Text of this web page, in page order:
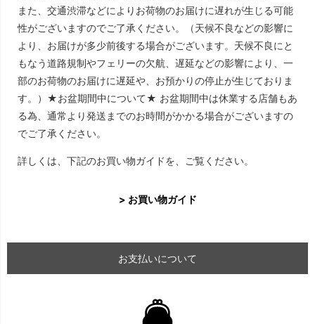
また、交通渋滞などによりお荷物のお届けに遅れが生じる可能
性がございますのでご了承ください。（天候不良などの影響に
より、お届けが多少前後する場合がございます。天候不良にと
もなう道路規制やフェリーの欠航、遅延などの影響により、一
部のお荷物のお届けに遅延や、お預かりの停止が生じておりま
す。）★お盆期間中について★ お盆期間中は休業する店舗もあ
る為、通常より発送までのお時間がかかる場合がございますの
でご了承ください。
詳しくは、下記のお買い物ガイドを、ご覧ください。
> お買い物ガイド
お支払いについて